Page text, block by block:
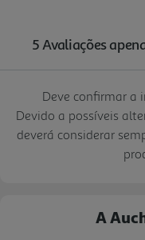
Deve confirmar a
Devido a possíveis
deverá considerar
A